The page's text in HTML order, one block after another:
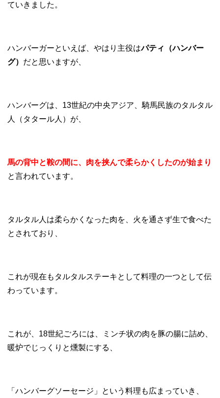
ていきました。
ハンバーガーといえば、やはり主役はパティ（ハンバー
グ） だと思いますが、
ハンバーグは、13世紀の中央アジア、騎馬民族のタルタル
人（タタール人）が、
馬の背中と鞍の間に、肉を挟んで柔らかくしたのが始まり
と言われています。
タルタル人は柔らかくなった肉を、火を通さず生で食べた
とされており、
これが現在もタルタルステーキとして料理の一つとして伝
わっています。
これが、18世紀ごろには、ミンチ状の肉を豚の腸に詰め、
暖炉でじっくりと燻製にする、
「ハンバーグソーセージ」という料理も広まっていき、